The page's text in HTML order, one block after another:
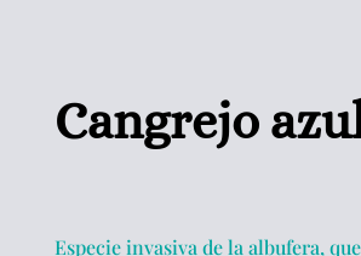
Cangrejo
Especie invasiva de la albufera,